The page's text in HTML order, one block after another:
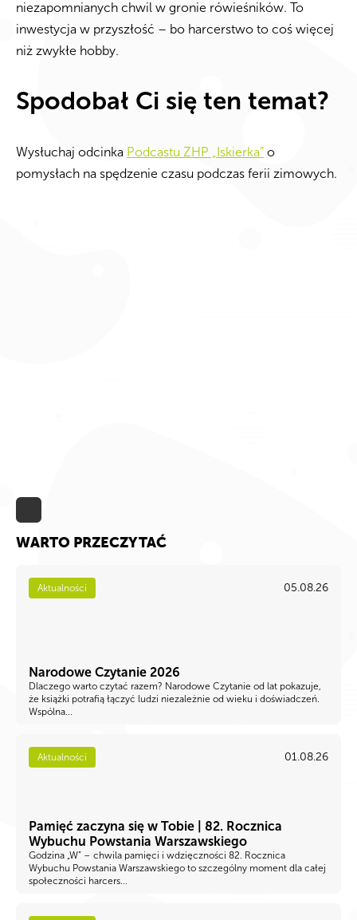
niezapomnianych chwil w gronie rówieśników. To
inwestycja w przyszłość – bo harcerstwo to coś więcej
niż zwykłe hobby.
Spodobał Ci się ten temat?
Wysłuchaj odcinka Podcastu ZHP „Iskierka” o
pomysłach na spędzenie czasu podczas ferii zimowych.
WARTO PRZECZYTAĆ
Aktualności 05.08.26
Narodowe Czytanie 2026
Dlaczego warto czytać razem? Narodowe Czytanie od lat pokazuje,
że książki potrafią łączyć ludzi niezależnie od wieku i doświadczeń.
Wspólna...
Aktualności 01.08.26
Pamięć zaczyna się w Tobie | 82. Rocznica
Wybuchu Powstania Warszawskiego
Godzina „W” – chwila pamięci i wdzięczności 82. Rocznica
Wybuchu Powstania Warszawskiego to szczególny moment dla całej
społeczności harcers...